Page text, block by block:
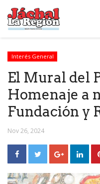
Interés General
El Mural del
Homenaje a
Fundación y
Nov 26, 2024